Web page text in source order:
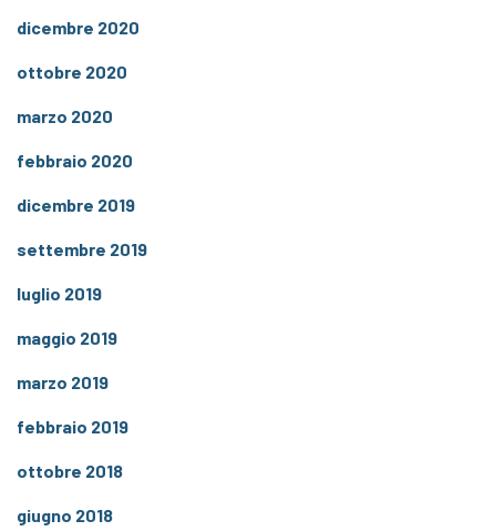
dicembre 2020
ottobre 2020
marzo 2020
febbraio 2020
dicembre 2019
settembre 2019
luglio 2019
maggio 2019
marzo 2019
febbraio 2019
ottobre 2018
giugno 2018